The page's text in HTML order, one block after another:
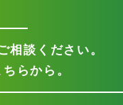
相談ください。
らから。